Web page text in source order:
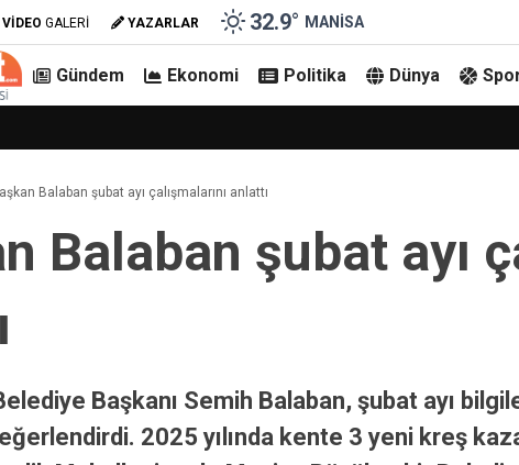
VİDEO GALERİ YAZARLAR 32.9° MANISA
Gündem Ekonomi Politika Dünya
Balaban şubat ayı çalışmalarını anlattı
Balaban şubat ayı
Başkanı Semih Balaban, şubat ayı
2025 yılında kente 3 yeni kreş